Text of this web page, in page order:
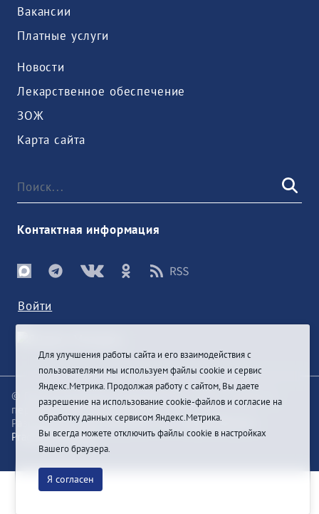
Вакансии
Платные услуги
Новости
Лекарственное обеспечение
ЗОЖ
Карта сайта
Контактная информация
Войти
© При цитировании информации с сайта ссылка на
первоисточник обязательна
Разработка и техподдержка сайта Bars-Penza &
Pragmatic Studio
Для улучшения работы сайта и его взаимодействия с
пользователями мы используем файлы cookie и сервис
Яндекс.Метрика. Продолжая работу с сайтом, Вы даете
разрешение на использование cookie-файлов и согласие на
обработку данных сервисом Яндекс.Метрика.
Вы всегда можете отключить файлы cookie в настройках
Вашего браузера.
Я согласен